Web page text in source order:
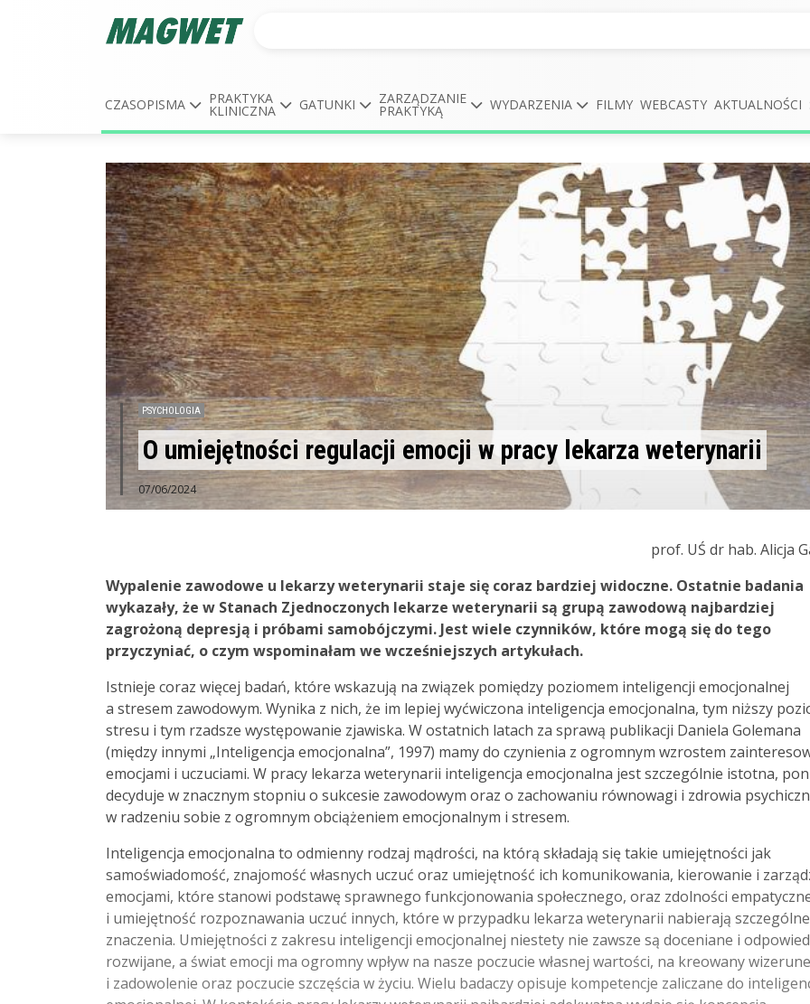
CZASOPISMA PRAKTYKA
KLINICZNA GATUNKI ZARZĄDZANIE
PRAKTYKĄ WYDARZENIA FILMY WEBCASTY AKTUALNOŚCI
PSYCHOLOGIA
O umiejętności regulacji emocji w pracy lekarza weterynarii
07/06/2024
prof. UŚ dr hab. Alicja
Wypalenie zawodowe u lekarzy weterynarii staje się coraz bardziej widoczne. Ostatnie badania
wykazały, że w Stanach Zjednoczonych lekarze weterynarii są grupą zawodową najbardziej
zagrożoną depresją i próbami samobójczymi. Jest wiele czynników, które mogą się do tego
przyczyniać, o czym wspominałam we wcześniejszych artykułach.
Istnieje coraz więcej badań, które wskazują na związek pomiędzy poziomem inteligencji emocjonalnej
a stresem zawodowym. Wynika z nich, że im lepiej wyćwiczona inteligencja emocjonalna, tym niższy
stresu i tym rzadsze występowanie zjawiska. W ostatnich latach za sprawą publikacji Daniela Golemana
(między innymi „Inteligencja emocjonalna”, 1997) mamy do czynienia z ogromnym wzrostem
emocjami i uczuciami. W pracy lekarza weterynarii inteligencja emocjonalna jest szczególnie istotna,
decyduje w znacznym stopniu o sukcesie zawodowym oraz o zachowaniu równowagi i zdrowia
w radzeniu sobie z ogromnym obciążeniem emocjonalnym i stresem.
Inteligencja emocjonalna to odmienny rodzaj mądrości, na którą składają się takie umiejętności jak
samoświadomość, znajomość własnych uczuć oraz umiejętność ich komunikowania, kierowanie i
emocjami, które stanowi podstawę sprawnego funkcjonowania społecznego, oraz zdolności
i umiejętność rozpoznawania uczuć innych, które w przypadku lekarza weterynarii nabierają
znaczenia. Umiejętności z zakresu inteligencji emocjonalnej niestety nie zawsze są doceniane i
rozwijane, a świat emocji ma ogromny wpływ na nasze poczucie własnej wartości, na kreowany
i zadowolenie oraz poczucie szczęścia w życiu. Wielu badaczy opisuje kompetencje zaliczane do